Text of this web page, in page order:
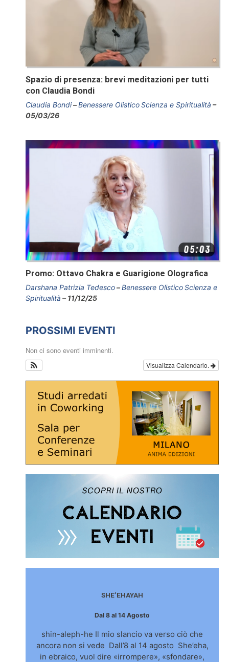
Spazio di presenza: brevi meditazioni per tutti
con Claudia Bondi
Claudia Bondi Benessere OlisticoScienza e Spiritualità
05/03/26
Promo: Ottavo Chakra e Guarigione Olografica
Darshana Patrizia Tedesco Benessere OlisticoScienza e
Spiritualità
11/12/25
PROSSIMI EVENTI
Non ci sono eventi imminenti.
Visualizza Calendario.
SHE’EHAYAH
Dal 8 al 14 Agosto
shin-aleph-he Il mio slancio va verso ciò che
ancora non si vede Dall’8 al 14 agosto She’eha,
in ebraico, vuol dire «irrompere», «sfondare»,